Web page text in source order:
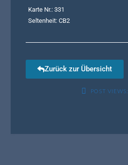
Karte Nr.: 331
Seltenheit: CB2
Zurück zur Übersicht
POST VIEWS: